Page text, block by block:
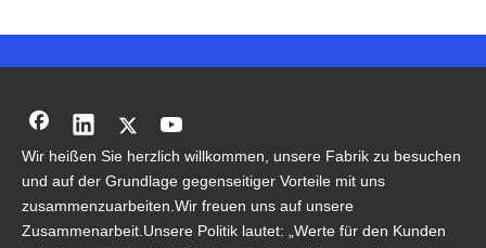
Wir heißen Sie herzlich willkommen, unsere Fabrik zu besuchen
und auf der Grundlage gegenseitiger Vorteile mit uns
zusammenzuarbeiten.Wir freuen uns auf unsere
Zusammenarbeit.Unsere Politik lautet: „Werte für den Kunden